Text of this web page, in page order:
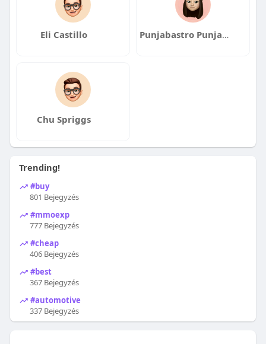
Eli Castillo Punjabastro Punjabastro
Chu Spriggs
Trending!
#buy
801 Bejegyzés
#mmoexp
777 Bejegyzés
#cheap
406 Bejegyzés
#best
367 Bejegyzés
#automotive
337 Bejegyzés